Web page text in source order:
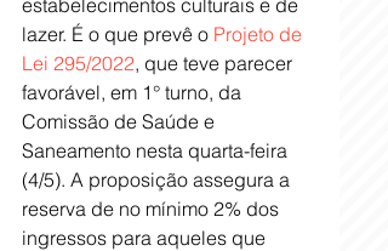
lazer. É o que prevê o Projeto de
Lei 295/2022, que teve parecer
favorável, em 1° turno, da
Comissão de Saúde e
Saneamento nesta quarta-feira
(4/5). A proposição assegura a
reserva de no mínimo 2% dos
ingressos para aqueles que